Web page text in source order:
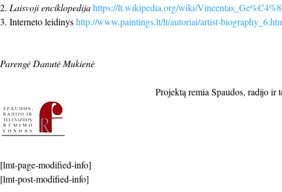
Laisvoji enciklopedijahttps://lt.wikipedia.org/wiki/
Interneto leidinyshttp://www.paintings.lt/lt/autoriai/artist-
Parengė Danutė Mukienė
Projektą remia Spaudos, radijo ir
[lmt-page-modified-info]
[lmt-post-modified-info]